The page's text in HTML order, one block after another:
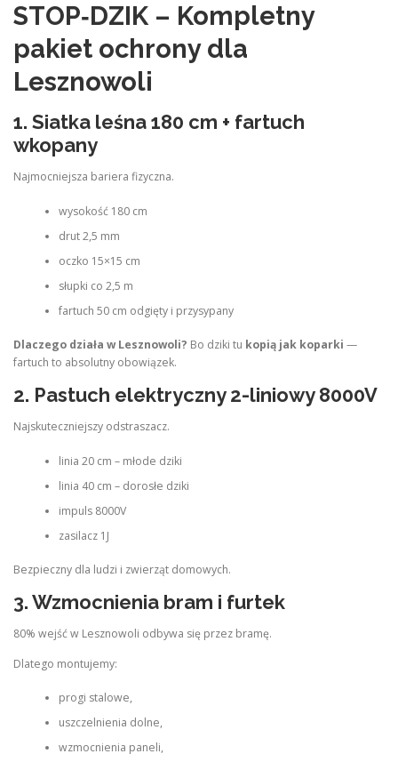
STOP‑DZIK – Kompletny
pakiet ochrony dla
Lesznowoli
1. Siatka leśna 180 cm + fartuch
wkopany
Najmocniejsza bariera fizyczna.
wysokość 180 cm
drut 2,5 mm
oczko 15×15 cm
słupki co 2,5 m
fartuch 50 cm odgięty i przysypany
Dlaczego działa w Lesznowoli? Bo dziki tu kopią jak koparki —
fartuch to absolutny obowiązek.
2. Pastuch elektryczny 2-liniowy 8000V
Najskuteczniejszy odstraszacz.
linia 20 cm – młode dziki
linia 40 cm – dorosłe dziki
impuls 8000V
zasilacz 1J
Bezpieczny dla ludzi i zwierząt domowych.
3.Wzmocnienia bram i furtek
80% wejść w Lesznowoli odbywa się przez bramę.
Dlatego montujemy:
progi stalowe,
uszczelnienia dolne,
wzmocnienia paneli,